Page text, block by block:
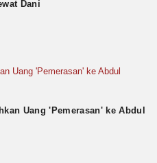
Dani
Uang 'Pemerasan' ke Abdul